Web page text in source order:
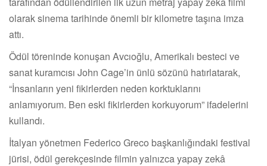
olarak sinema tarihinde önemli bir kilometre taşına imza
attı.
Ödül töreninde konuşan Avcıoğlu, Amerikalı besteci ve
sanat kuramcısı John Cage’in ünlü sözünü hatırlatarak,
“İnsanların yeni fikirlerden neden korktuklarını
anlamıyorum. Ben eski fikirlerden korkuyorum” ifadelerini
kullandı.
İtalyan yönetmen Federico Greco başkanlığındaki festival
jürisi, ödül gerekçesinde filmin yalnızca yapay zekâ